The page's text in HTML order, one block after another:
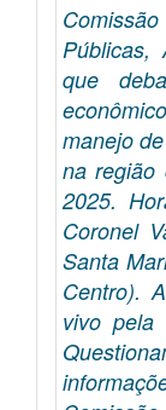
Públicas,
que
manejo
na região
2025.
Coronel
Santa
Centro).
vivo pela